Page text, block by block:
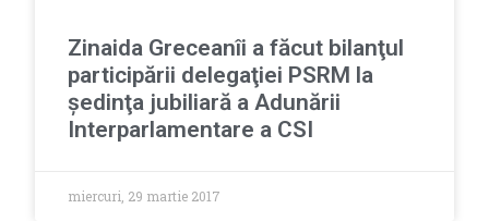
Zinaida Greceanîi a făcut bilanţul
participării delegaţiei PSRM la
şedinţa jubiliară a Adunării
Interparlamentare a CSI
miercuri, 29 martie 2017